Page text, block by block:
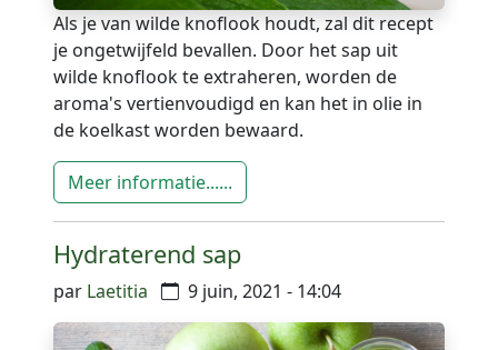
Als je van wilde knoflook houdt, zal dit recept
je ongetwijfeld bevallen. Door het sap uit
wilde knoflook te extraheren, worden de
aroma's vertienvoudigd en kan het in olie in
de koelkast worden bewaard.
Meer informatie......
Hydraterend sap
par Laetitia 9 juin, 2021 - 14:04